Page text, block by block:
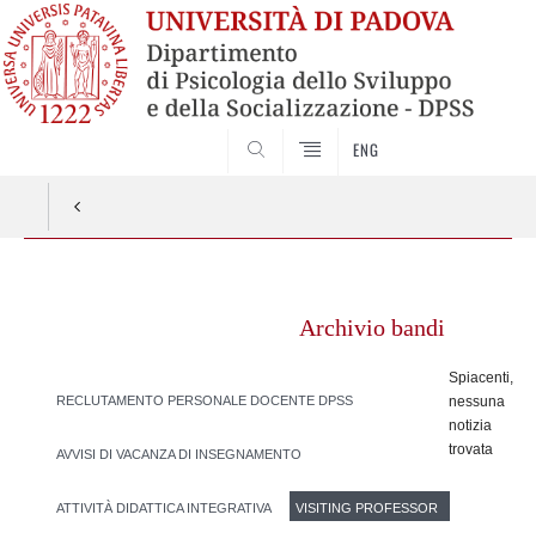
ENG
Archivio bandi
RECLUTAMENTO PERSONALE DOCENTE DPSS
AVVISI DI VACANZA DI INSEGNAMENTO
ATTIVITÀ DIDATTICA INTEGRATIVA VISITING PROFESSOR
Spiacenti,
nessuna
notizia
trovata